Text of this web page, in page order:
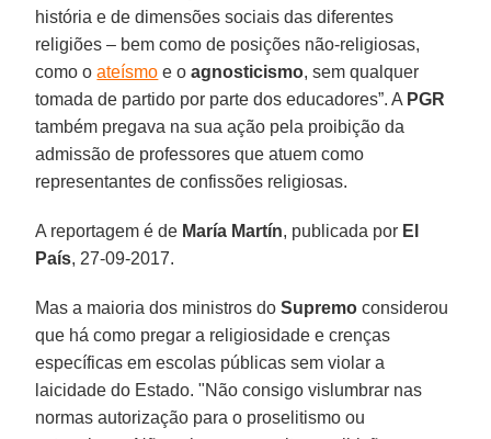
história e de dimensões sociais das diferentes
religiões – bem como de posições não-religiosas,
como oateísmo e oagnosticismo, sem qualquer
tomada de partido por parte dos educadores”. A PGR
também pregava na sua ação pela proibição da
admissão de professores que atuem como
representantes de confissões religiosas.
A reportagem é de María Martín, publicada por El
País, 27-09-2017.
Mas a maioria dos ministros doSupremo considerou
que há como pregar a religiosidade e crenças
específicas em escolas públicas sem violar a
laicidade do Estado. "Não consigo vislumbrar nas
normas autorização para o proselitismo ou